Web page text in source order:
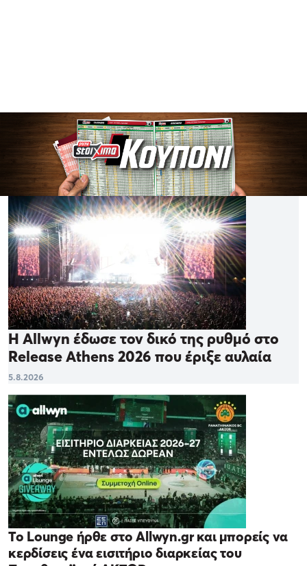
Η Allwyn έδωσε τον δικό της ρυθμό στο
Release Athens 2026 που έριξε αυλαία
5.8.2026
Το Lounge ήρθε στο Allwyn.gr και μπορείς να
κερδίσεις ένα εισιτήριο διαρκείας του